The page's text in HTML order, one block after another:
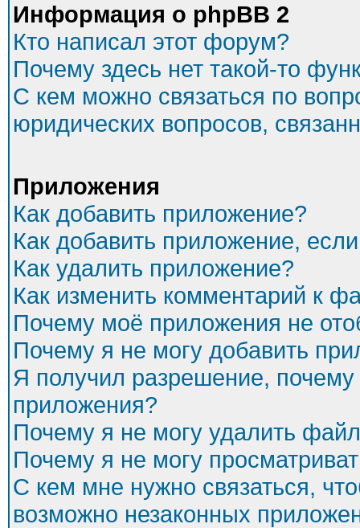
Информация о phpBB 2
Кто написал этот форум?
Почему здесь нет такой-то
С кем можно связаться по
юридических вопросов,
Приложения
Как добавить приложение?
Как добавить приложение,
Как удалить приложение?
Как изменить комментарий к
Почему моё приложения не
Почему я не могу добавить
Я получил разрешение,
приложения?
Почему я не могу удалить
Почему я не могу
С кем мне нужно связаться,
возможно незаконных